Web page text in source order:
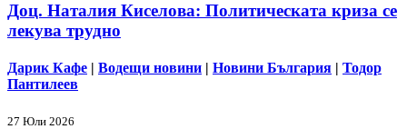
Доц. Наталия Киселова: Политическата криза се
лекува трудно
Дарик Кафе | Водещи новини | Новини България | Тодор
Пантилеев
27 Юли 2026